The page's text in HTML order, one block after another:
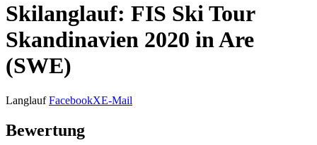
Skilanglauf: FIS Ski Tour
Skandinavien 2020 in Are
(SWE)
Langlauf FacebookXE-Mail
Bewertung